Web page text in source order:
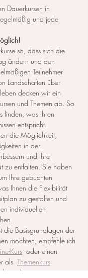
Dauerkursen in
und jede
so, dass sich die
ändern und den
Teilnehmer
Landschaften über
decken wir ein
und Themen ab. So
finden, was Ihren
entspricht.
die Möglichkeit,
in der
und Ihre
zu entfalten. Sie haben
Ihre gebuchten
Ihnen die Flexibilität
zu gestalten und
individuellen
die Basisgrundlagen der
möchten, empfehle ich
Kurs oder einen
als Themenkurs